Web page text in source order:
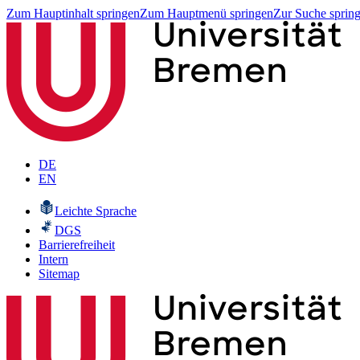
Zum Hauptinhalt springenZum Hauptmenü springenZur Suche
DE
EN
Leichte Sprache
DGS
Barrierefreiheit
Intern
Sitemap